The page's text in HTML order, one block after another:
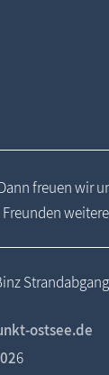
freuen wir
ostsee.de
6